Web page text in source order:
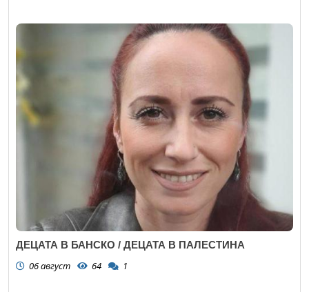
ДЕЦАТА В БАНСКО / ДЕЦАТА В ПАЛЕСТИНА
06 август 64 1